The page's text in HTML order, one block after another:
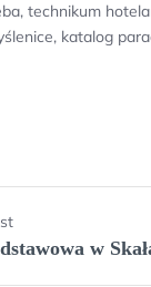
technikum
katalog
w